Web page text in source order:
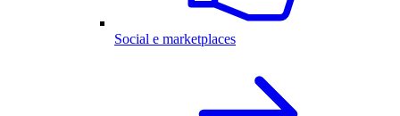
Social e marketplaces